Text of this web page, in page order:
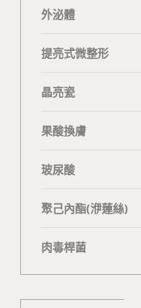
外泌體
提亮式微整形
晶亮瓷
果酸換膚
玻尿酸
聚己內酯(洢蓮絲)
肉毒桿菌